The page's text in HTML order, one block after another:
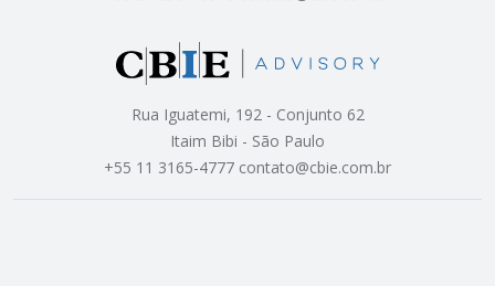
Rua Iguatemi, 192 - Conjunto 62
Itaim Bibi - São Paulo
+55 11 3165-4777 contato@cbie.com.br